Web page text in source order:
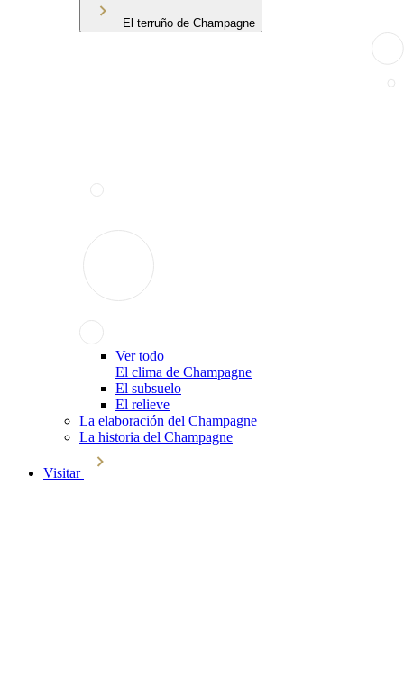
El terruño de Champagne
Ver todo
El clima de Champagne
El subsuelo
El relieve
La elaboración del Champagne
La historia del Champagne
Visitar